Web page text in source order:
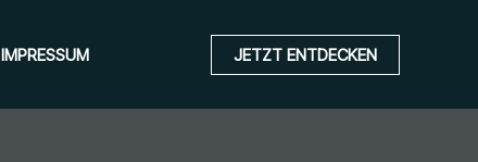
IMPRESSUM JETZT ENTDECKEN